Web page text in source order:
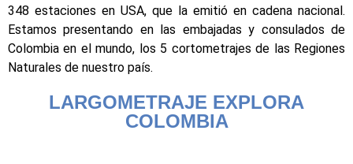
348 estaciones en USA, que la emitió en cadena nacional.
Estamos presentando en las embajadas y consulados de
Colombia en el mundo, los 5 cortometrajes de las Regiones
Naturales de nuestro país.
LARGOMETRAJE EXPLORA
COLOMBIA